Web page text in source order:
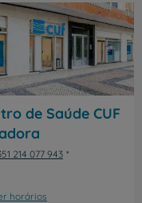
de Saúde CUF
214 077 943
horários